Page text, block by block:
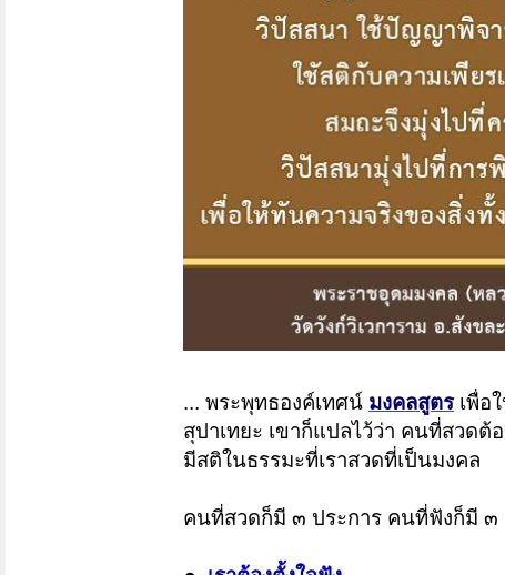
... พระพุทธองค์เทศน์ มงคลสูตรเพื่อ
สุปาเทยะ เขาก็แปลไว้ว่า คนที่สวด
มีสติในธรรมะที่เราสวดที่เป็นมงคล
คนที่สวดก็มี ๓ ประการ คนที่ฟังก็มี ๓